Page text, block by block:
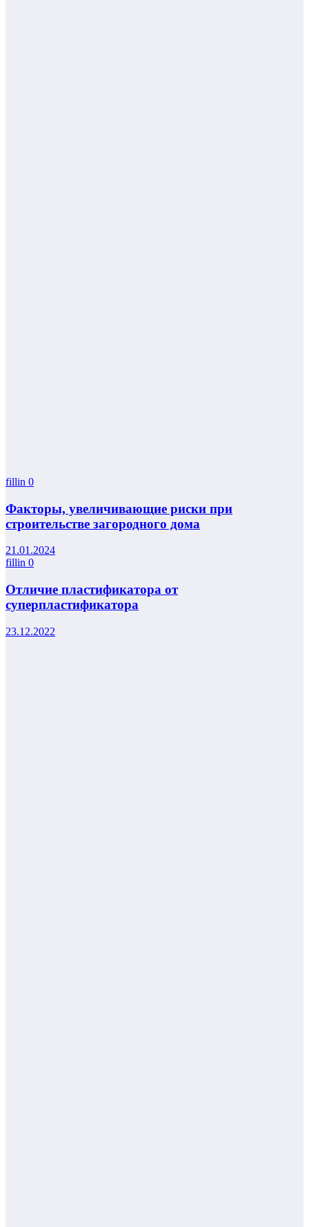
fillin 0
Факторы, увеличивающие риски при
строительстве загородного дома
21.01.2024
fillin 0
Отличие пластификатора от
суперпластификатора
23.12.2022